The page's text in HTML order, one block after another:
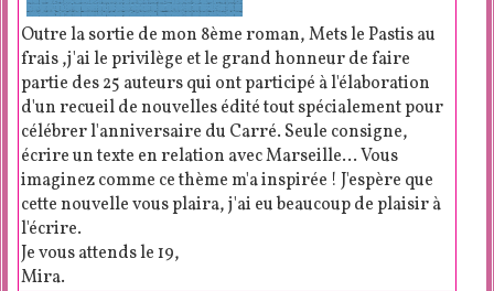
Outre la sortie de mon 8ème roman, Mets le Pastis au
frais ,j'ai le privilège et le grand honneur de faire
partie des 25 auteurs qui ont participé à l'élaboration
d'un recueil de nouvelles édité tout spécialement pour
célébrer l'anniversaire du Carré. Seule consigne,
écrire un texte en relation avec Marseille... Vous
imaginez comme ce thème m'a inspirée ! J'espère que
cette nouvelle vous plaira, j'ai eu beaucoup de plaisir à
l'écrire.
Je vous attends le 19,
Mira.